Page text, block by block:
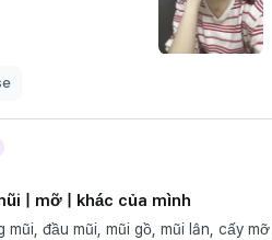
| mỡ | khác của mình
mũi, đầu mũi, mũi gồ, mũi lân, cấy